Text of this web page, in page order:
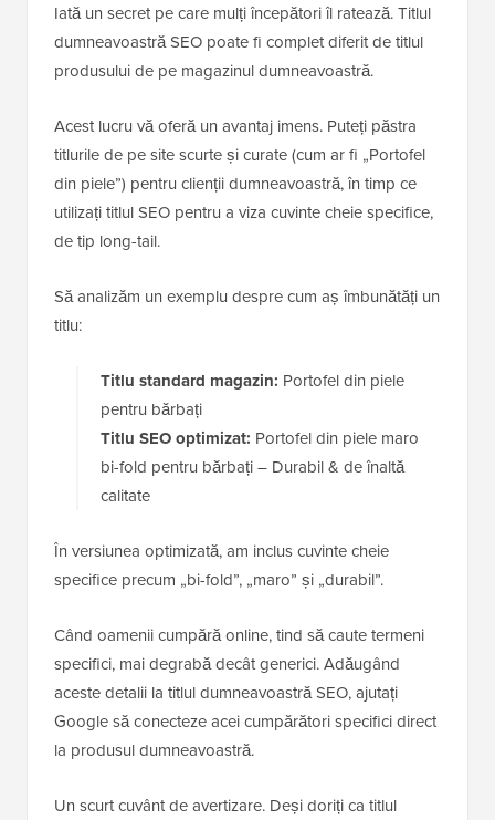
Iată un secret pe care mulți începători îl ratează. Titlul
dumneavoastră SEO poate fi complet diferit de titlul
produsului de pe magazinul dumneavoastră.
Acest lucru vă oferă un avantaj imens. Puteți păstra
titlurile de pe site scurte și curate (cum ar fi „Portofel
din piele”) pentru clienții dumneavoastră, în timp ce
utilizați titlul SEO pentru a viza cuvinte cheie specifice,
de tip long-tail.
Să analizăm un exemplu despre cum aș îmbunătăți un
titlu:
Titlu standard magazin: Portofel din piele
pentru bărbați
Titlu SEO optimizat: Portofel din piele maro
bi-fold pentru bărbați – Durabil & de înaltă
calitate
În versiunea optimizată, am inclus cuvinte cheie
specifice precum „bi-fold”, „maro” și „durabil”.
Când oamenii cumpără online, tind să caute termeni
specifici, mai degrabă decât generici. Adăugând
aceste detalii la titlul dumneavoastră SEO, ajutați
Google să conecteze acei cumpărători specifici direct
la produsul dumneavoastră.
Un scurt cuvânt de avertizare. Deși doriți ca titlul